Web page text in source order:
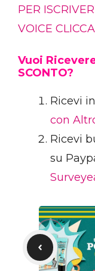
PER
VOICE
Vuoi
SCONTO?
Ricevi
con
Ricevi
su